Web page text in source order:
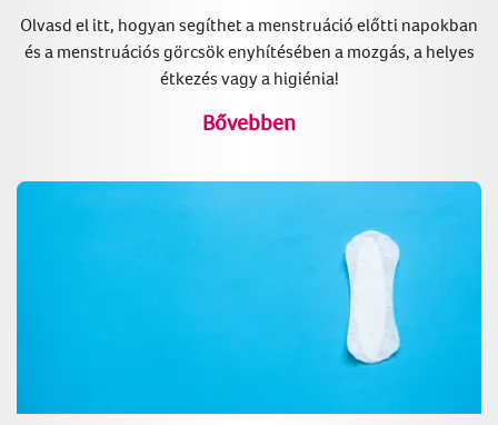
Olvasd el itt, hogyan segíthet a menstruáció előtti napokban
és a menstruációs görcsök enyhítésében a mozgás, a helyes
étkezés vagy a higiénia!
Bővebben